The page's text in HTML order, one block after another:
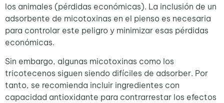
los animales (pérdidas económicas). La inclusión de un
adsorbente de micotoxinas en el pienso es necesaria
para controlar este peligro y minimizar esas pérdidas
económicas.
Sin embargo, algunas micotoxinas como los
tricotecenos siguen siendo difíciles de adsorber. Por
tanto, se recomienda incluir ingredientes con
capacidad antioxidante para contrarrestar los efectos